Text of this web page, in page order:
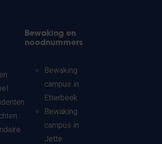
Bewaking en
noodnummers
Bewaking
campus in
Etterbeek
Bewaking
campus in
Jette